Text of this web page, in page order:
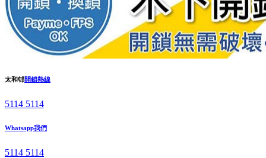
太和邨開鎖熱線
5114 5114
Whatsapp我們
5114 5114